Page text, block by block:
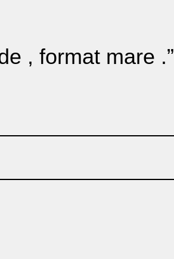
, format mare .”